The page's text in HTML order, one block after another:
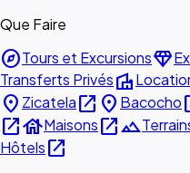
Que Faire
exploreTours et Excursionsdiamond
Transferts Privésvilla
place Zicatelaopen_in_new place Bacocho
open_in_newhouseMaisonsopen_in_newlandscape
Hôtelsopen_in_new